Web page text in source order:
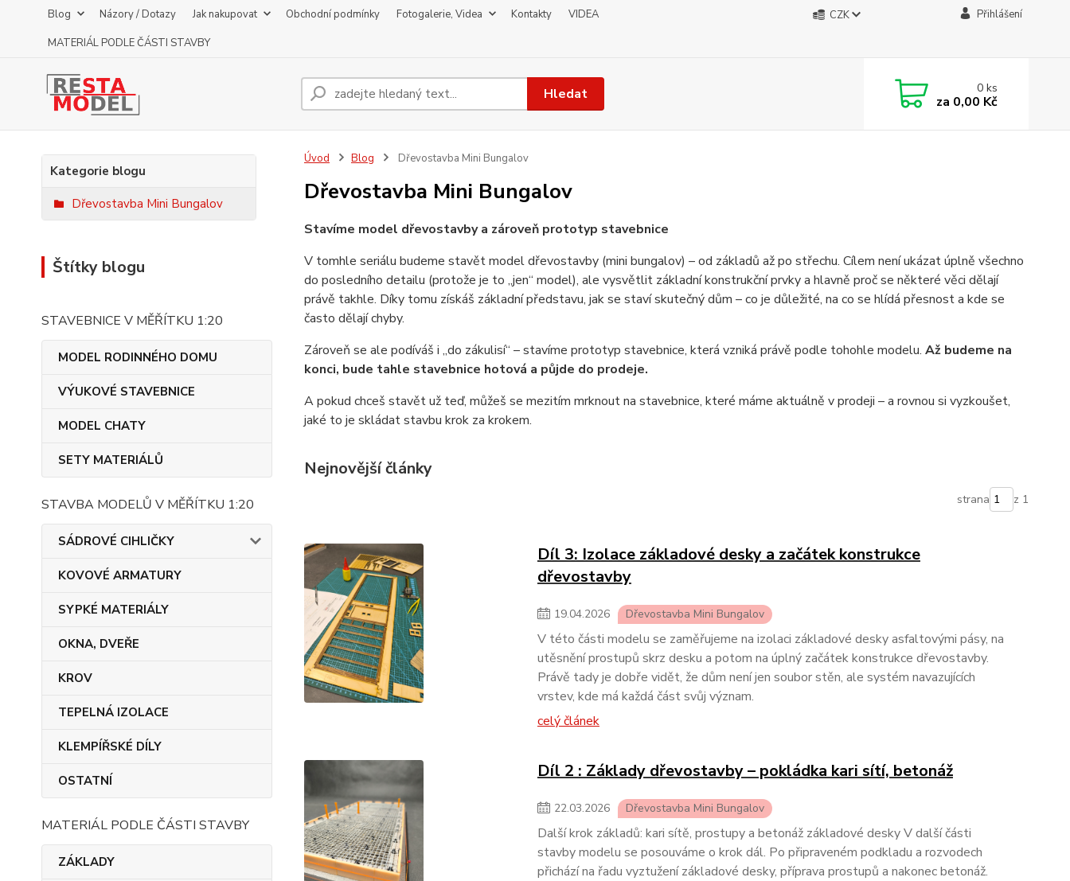
Blog Názory / Dotazy Jak nakupovat Obchodní podmínky Fotogalerie, Videa Kontakty
VIDEA
MATERIÁL PODLE ČÁSTI STAVBY
CZK Přihlášení
Hledat 0ks
za 0,00 Kč
Kategorie blogu
Dřevostavba Mini Bungalov
Štítky blogu
STAVEBNICE V MĚŘÍTKU 1:20
MODEL RODINNÉHO DOMU
VÝUKOVÉ STAVEBNICE
MODEL CHATY
SETY MATERIÁLŮ
STAVBA MODELŮ V MĚŘÍTKU 1:20
SÁDROVÉ CIHLIČKY
KOVOVÉ ARMATURY
SYPKÉ MATERIÁLY
OKNA, DVEŘE
KROV
TEPELNÁ IZOLACE
KLEMPÍŘSKÉ DÍLY
OSTATNÍ
MATERIÁL PODLE ČÁSTI STAVBY
ZÁKLADY
Úvod Blog Dřevostavba Mini Bungalov
Dřevostavba Mini Bungalov
Stavíme model dřevostavby a zároveň prototyp stavebnice
V tomhle seriálu budeme stavět model dřevostavby (mini bungalov) – od základů až po střechu. Cílem není ukázat úplně všechno
do posledního detailu (protože je to „jen“ model), ale vysvětlit základní konstrukční prvky a hlavně proč se některé věci dělají
právě takhle. Díky tomu získáš základní představu, jak se staví skutečný dům – co je důležité, na co se hlídá přesnost a kde se
často dělají chyby.
Zároveň se ale podíváš i „do zákulisí“ – stavíme prototyp stavebnice, která vzniká právě podle tohohle modelu. Až budeme na
konci, bude tahle stavebnice hotová a půjde do prodeje.
A pokud chceš stavět už teď, můžeš se mezitím mrknout na stavebnice, které máme aktuálně v prodeji – a rovnou si vyzkoušet,
jaké to je skládat stavbu krok za krokem.
Nejnovější články
strana z 1
Díl 3: Izolace základové desky a začátek konstrukce
dřevostavby
19.04.2026 Dřevostavba Mini Bungalov
V této části modelu se zaměřujeme na izolaci základové desky asfaltovými pásy, na
utěsnění prostupů skrz desku a potom na úplný začátek konstrukce dřevostavby.
Právě tady je dobře vidět, že dům není jen soubor stěn, ale systém navazujících
vrstev, kde má každá část svůj význam.
celý článek
Díl 2 : Základy dřevostavby – pokládka kari sítí, betonáž
22.03.2026 Dřevostavba Mini Bungalov
Další krok základů: kari sítě, prostupy a betonáž základové desky V další části
stavby modelu se posouváme o krok dál. Po připraveném podkladu a rozvodech
přichází na řadu vyztužení základové desky, příprava prostupů a nakonec betonáž.